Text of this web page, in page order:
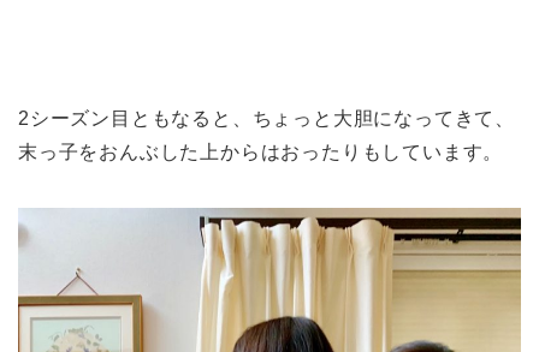
2シーズン目ともなると、ちょっと大胆になってきて、
末っ子をおんぶした上からはおったりもしています。